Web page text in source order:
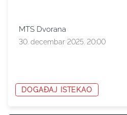
MTS Dvorana
30. decembar 2025. 20:00
DOGAĐAJ ISTEKAO